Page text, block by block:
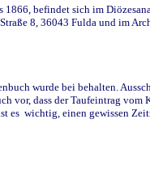
befindet sich im
8, 36043 Fulda und im
wurde bei behalten.
vor, dass der Taufeintrag
es wichtig, einen gewissen